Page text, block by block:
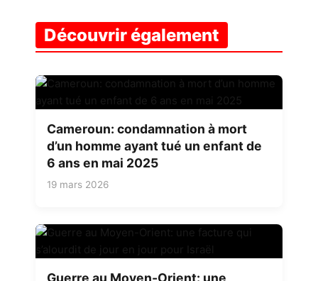
Découvrir également
Cameroun: condamnation à mort
d’un homme ayant tué un enfant de
6 ans en mai 2025
19 mars 2026
Guerre au Moyen-Orient: une